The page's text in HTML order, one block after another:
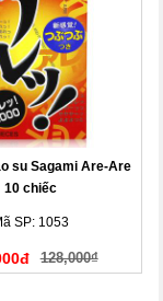
su Sagami Are-Are
10 chiếc
SP: 1053
128,000₫